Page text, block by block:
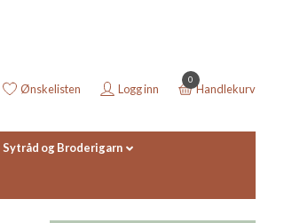
Ønskelisten Logg inn
0
Handlekurv
Sytråd og Broderigarn